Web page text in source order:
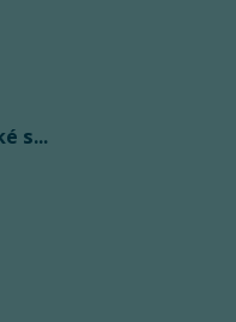
s...